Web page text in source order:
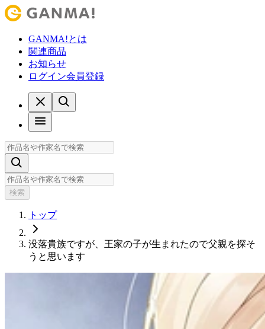
GANMA!とは
関連商品
お知らせ
ログイン会員登録
検索
トップ
没落貴族ですが、王家の子が生まれたので父親を探そ
うと思います